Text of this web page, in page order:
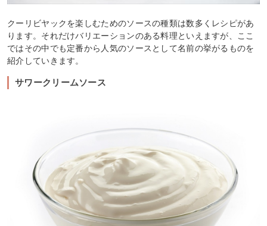
クーリビヤックを楽しむためのソースの種類は数多くレシピがあ
ります。それだけバリエーションのある料理といえますが、ここ
ではその中でも定番から人気のソースとして名前の挙がるものを
紹介していきます。
サワークリームソース